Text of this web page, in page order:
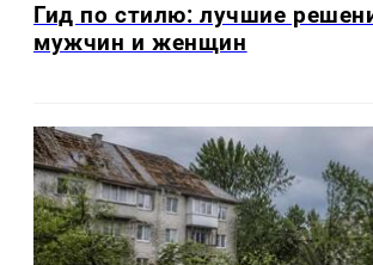
Гид по стилю: лучшие
мужчин и женщин